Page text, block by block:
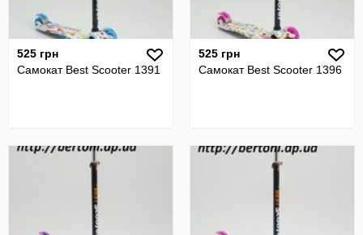
525 грн
Самокат Best Scooter 1391
525 грн
Самокат Best Scooter 1396